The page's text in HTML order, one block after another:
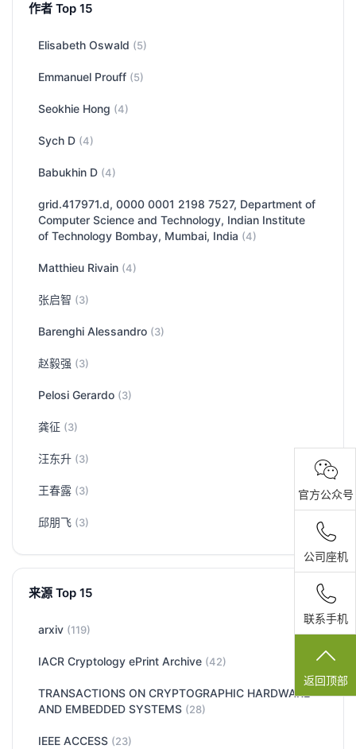
作者 Top 15
Elisabeth Oswald (5)
Emmanuel Prouff (5)
Seokhie Hong (4)
Sych D (4)
Babukhin D (4)
grid.417971.d, 0000 0001 2198 7527, Department of
Computer Science and Technology, Indian Institute
of Technology Bombay, Mumbai, India (4)
Matthieu Rivain (4)
张启智 (3)
Barenghi Alessandro (3)
赵毅强 (3)
Pelosi Gerardo (3)
龚征 (3)
汪东升 (3)
王春露 (3)
邱朋飞 (3)
来源 Top 15
arxiv (119)
IACR Cryptology ePrint Archive (42)
TRANSACTIONS ON CRYPTOGRAPHIC HARDWARE
AND EMBEDDED SYSTEMS (28)
IEEE ACCESS (23)
官方公众号
公司座机
联系手机
返回顶部